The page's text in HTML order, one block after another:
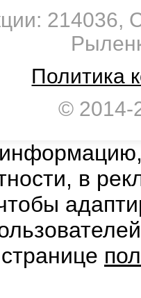
214036,
Политика
© 2014-
в